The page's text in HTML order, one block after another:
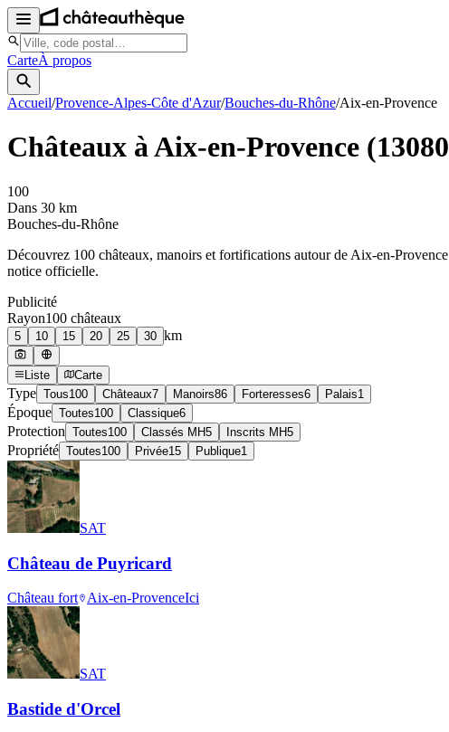
CarteÀ propos
Accueil/Provence-Alpes-Côte d'Azur/Bouches-du-Rhône/Aix-en-Provence
Châteaux àAix-en-Provence (13080
100
Dans 30 km
Bouches-du-Rhône
Découvrez 100 châteaux, manoirs et fortifications autour de Aix-en-Provence
notice officielle.
Publicité
Rayon100 châteaux
5 10 15 20 25 30 km
Liste Carte
Type Tous100 Châteaux7 Manoirs86 Forteresses6 Palais1
Époque Toutes100 Classique6
Protection Toutes100 Classés MH5 Inscrits MH5
Propriété Toutes100 Privée15 Publique1
SAT
Château de Puyricard
Château fort Aix-en-ProvenceIci
SAT
Bastide d'Orcel